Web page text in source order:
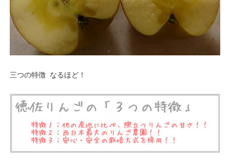
三つの特徴 なるほど！